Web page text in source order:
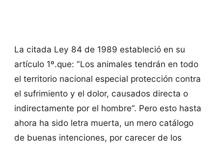
La citada Ley 84 de 1989 estableció en su
artículo 1º.que: “Los animales tendrán en todo
el territorio nacional especial protección contra
el sufrimiento y el dolor, causados directa o
indirectamente por el hombre”. Pero esto hasta
ahora ha sido letra muerta, un mero catálogo
de buenas intenciones, por carecer de los